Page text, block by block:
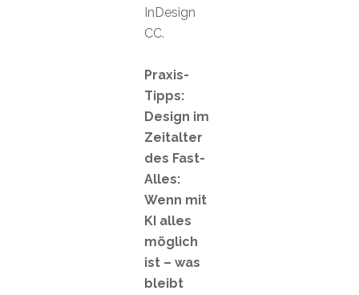
InDesign
CC.
Praxis-
Tipps:
Design im
Zeitalter
des Fast-
Alles:
Wenn mit
KI alles
möglich
ist – was
bleibt